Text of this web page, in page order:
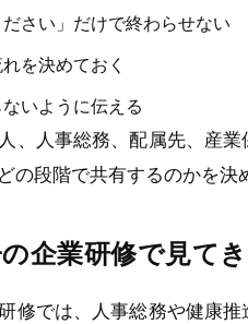
さい」だけで終わらせない
を決めておく
いように伝える
、人事総務、配属先、産
の段階で共有するのかを決
企業研修で見て
修では、人事総務や健康